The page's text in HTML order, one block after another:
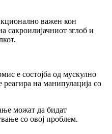
важен кон
сакроилијачниот зглоб и
е состојба од мускулно
реагира на манипулација со
можат да бидат
со овој проблем.